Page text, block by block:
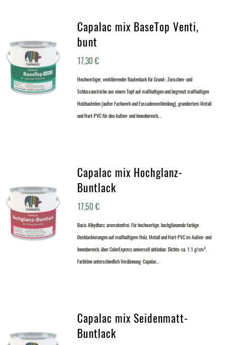
Capalac mix BaseTop Venti,
bunt
17,30€
Hochwertiger, ventilierender Bautenlack für Grund-, Zwischen- und
Schlussanstriche aus einem Topf auf maßhaltigen und begrenzt maßhaltigen
Holzbauteilen (außer Fachwerk und Fassadenverkleidung), grundiertem Metall
und Hart-PVC für den Außen- und Innenbereich.…
Capalac mix Hochglanz-
Buntlack
17,50€
Basis Alkydharz, aromatenfrei. Für hochwertige, hochglänzende farbige
Decklackierungen auf maßhaltigem Holz, Metall und Hart-PVC im Außen- und
Innenbereich, über ColorExpress universell abtönbar. Dichte: ca. 1,1 g/cm³,
Farbtöne unterschiedlich Verdünnung: Capalac…
Capalac mix Seidenmatt-
Buntlack